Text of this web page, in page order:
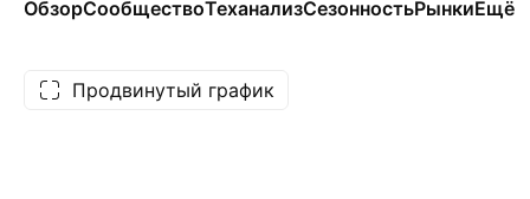
ОбзорСообществоТеханализСезонностьРынкиЕщё
Продвинутый график